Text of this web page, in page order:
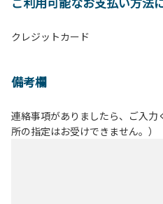
クレジットカード
備考欄
連絡事項がありましたら、ご入
所の指定はお受けできません。）